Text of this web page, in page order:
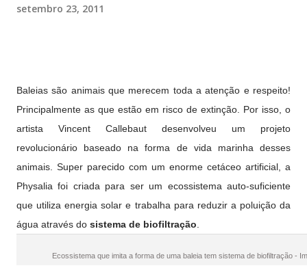
setembro 23, 2011
Baleias são animais que merecem toda a atenção e respeito!
Principalmente as que estão em risco de extinção. Por isso, o
artista Vincent Callebaut desenvolveu um projeto
revolucionário baseado na forma de vida marinha desses
animais. Super parecido com um enorme cetáceo artificial, a
Physalia foi criada para ser um ecossistema auto-suficiente
que utiliza energia solar e trabalha para reduzir a poluição da
água através do sistema de biofiltração
Ecossistema que imita a forma de uma baleia tem sistema de biofiltração -